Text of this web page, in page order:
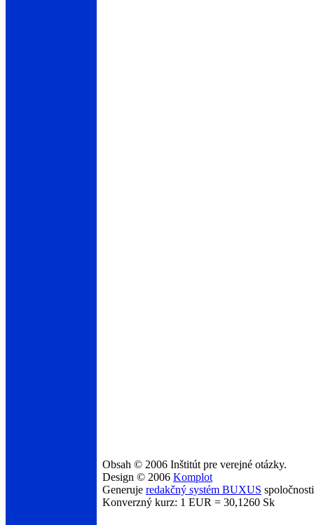
Obsah © 2006 Inštitút pre verejné otázky.
Design © 2006 Komplot
Generuje redakčný systém BUXUS
Konverzný kurz: 1 EUR = 30,1260 Sk